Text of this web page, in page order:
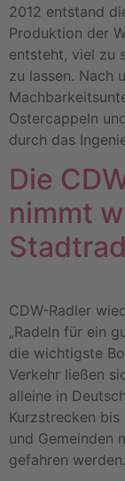
2012 entstand
Produktion der
entsteht, viel zu
zu lassen. Nach
Ostercappeln
durch das
Die
nimmt
CDW-Radler
„Radeln für ein
die wichtigste
Verkehr ließen
alleine in
Kurzstrecken
und Gemeinden
gefahren